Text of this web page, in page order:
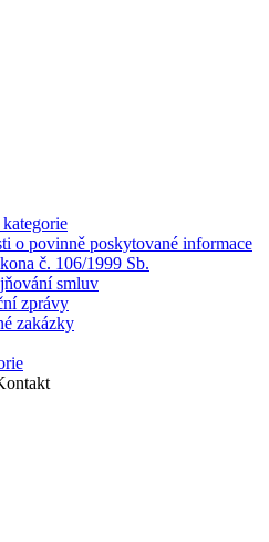
o povinně poskytované informace
č. 106/1999 Sb.
smluv
zprávy
zakázky